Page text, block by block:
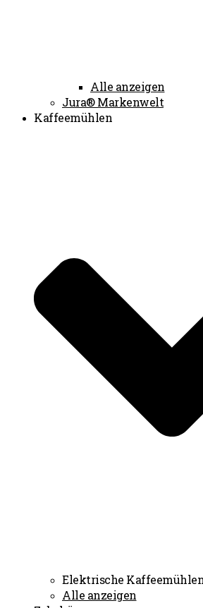
Alle anzeigen
Jura® Markenwelt
Kaffeemühlen
Elektrische
Alle anzeigen